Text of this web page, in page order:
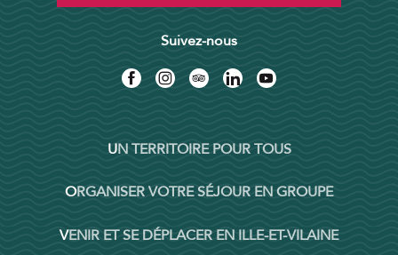
Suivez-nous
UN TERRITOIRE POUR TOUS
ORGANISER VOTRE SÉJOUR EN GROUPE
VENIR ET SE DÉPLACER EN ILLE-ET-VILAINE